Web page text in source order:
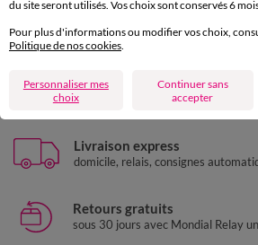
Paiement 100% sécurisé
Payez plus tard ou en plusieurs fois
Livraison express
domicile, relais, consignes
Retours gratuits
sous 30 jours avec Mondial Relay
du site seront utilisés. Vos choix sont conservés 6
Pour plus d'informations ou modifier vos choix,
Politique de nos cookies.
Personnaliser mes
choix
Continuer sans
accepter